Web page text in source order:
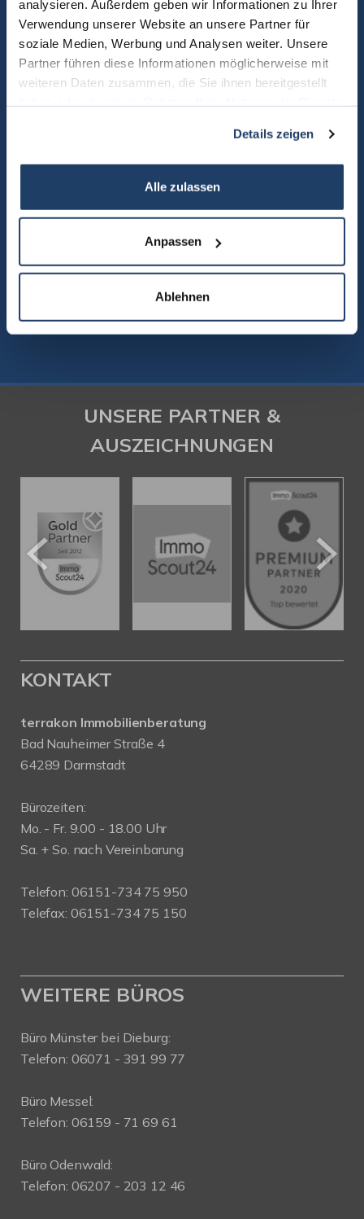
analysieren. Außerdem geben wir Informationen zu Ihrer
Verwendung unserer Website an unsere Partner für
soziale Medien, Werbung und Analysen weiter. Unsere
Partner führen diese Informationen möglicherweise mit
weiteren Daten zusammen, die Sie ihnen bereitgestellt
Details zeigen
Alle zulassen
Anpassen
Ablehnen
Ich bin einverstanden, dass Sie mich per Telefon/E-Mail kontaktieren
UNSERE PARTNER &
AUSZEICHNUNGEN
KONTAKT
terrakon Immobilienberatung
Bad Nauheimer Straße 4
64289 Darmstadt
Bürozeiten:
Mo. - Fr. 9.00 - 18.00 Uhr
Sa. + So. nach Vereinbarung
Telefon: 06151-734 75 950
Telefax: 06151-734 75 150
WEITERE BÜROS
Büro Münster bei Dieburg:
Telefon: 06071 - 391 99 77
Büro Messel:
Telefon: 06159 - 71 69 61
Büro Odenwald:
Telefon: 06207 - 203 12 46